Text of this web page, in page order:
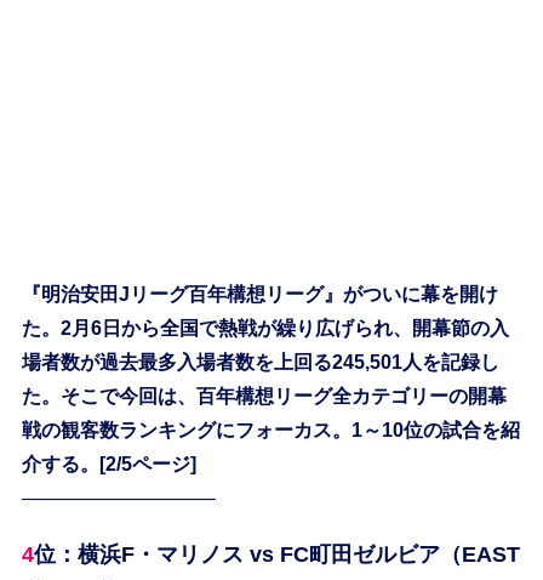
『明治安田Jリーグ百年構想リーグ』がついに幕を開け
た。2月6日から全国で熱戦が繰り広げられ、開幕節の入
場者数が過去最多入場者数を上回る245,501人を記録し
た。そこで今回は、百年構想リーグ全カテゴリーの開幕
戦の観客数ランキングにフォーカス。1～10位の試合を紹
介する。[2/5ページ]
——————————
4位：横浜F・マリノス vs FC町田ゼルビア（EAST